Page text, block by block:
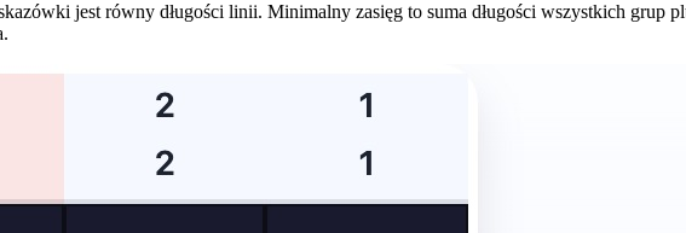
jest równy długości linii. Minimalny zasięg to suma długości wszystkich grup